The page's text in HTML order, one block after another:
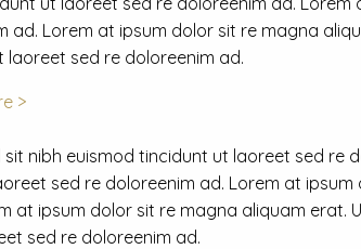
Lorem at ipsum dolor sit re magna
sed re doloreenim ad.
>
nibh euismod tincidunt ut laoreet sed re
sed re doloreenim ad. Lorem at
ipsum dolor sit re magna aliquam erat.
sed re doloreenim ad.